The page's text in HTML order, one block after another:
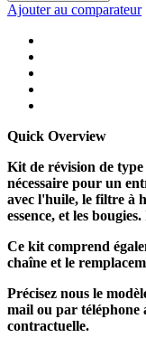
Ajouter au comparateur
Quick Overview
Kit de révision de type
nécessaire pour un
avec l'huile, le filtre à
essence, et les
Ce kit comprend
chaîne et le
Précisez nous le
mail ou par téléphone
contractuelle.